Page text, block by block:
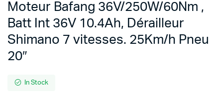
Moteur Bafang 36V/250W/60Nm ,
Batt Int 36V 10.4Ah, Dérailleur
Shimano 7 vitesses. 25Km/h Pneu
20″
In Stock